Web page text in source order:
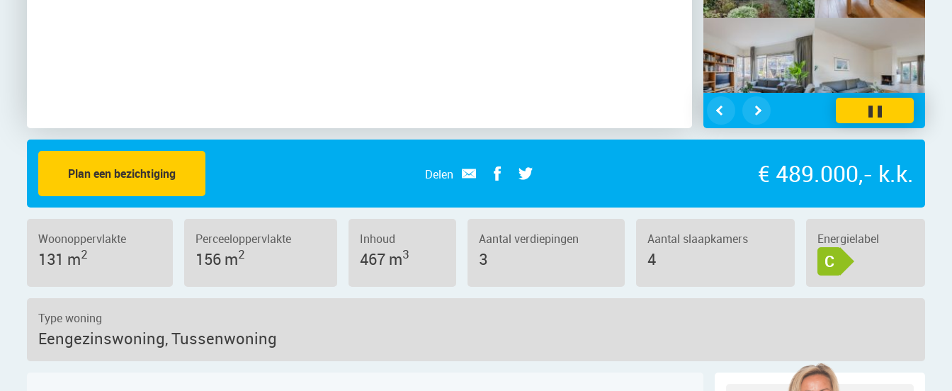
❚❚
Plan een bezichtiging Delen € 489.000,- k.k.
Woonoppervlakte
131 m2
Perceeloppervlakte
156 m2
Inhoud
467 m3
Aantal verdiepingen
3
Aantal slaapkamers
4
Energielabel
C
Type woning
Eengezinswoning, Tussenwoning